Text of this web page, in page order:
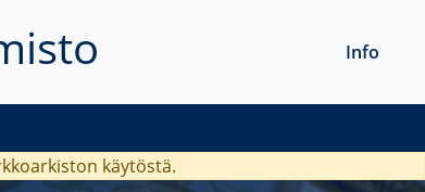
Info
käytöstä.